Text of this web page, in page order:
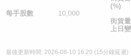
每手股數 10,000
(%)
街貨
上日
最後更新時間: 2026-08-10 16:20 (15分鐘延遲)